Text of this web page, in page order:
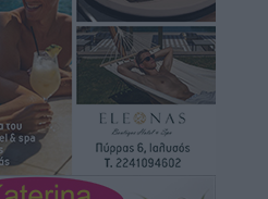
η ενίσχυση, όχι η
πριν 2 ώρες
ο 53χρονος
λογιστής και μιλά για
μεταξύ τους